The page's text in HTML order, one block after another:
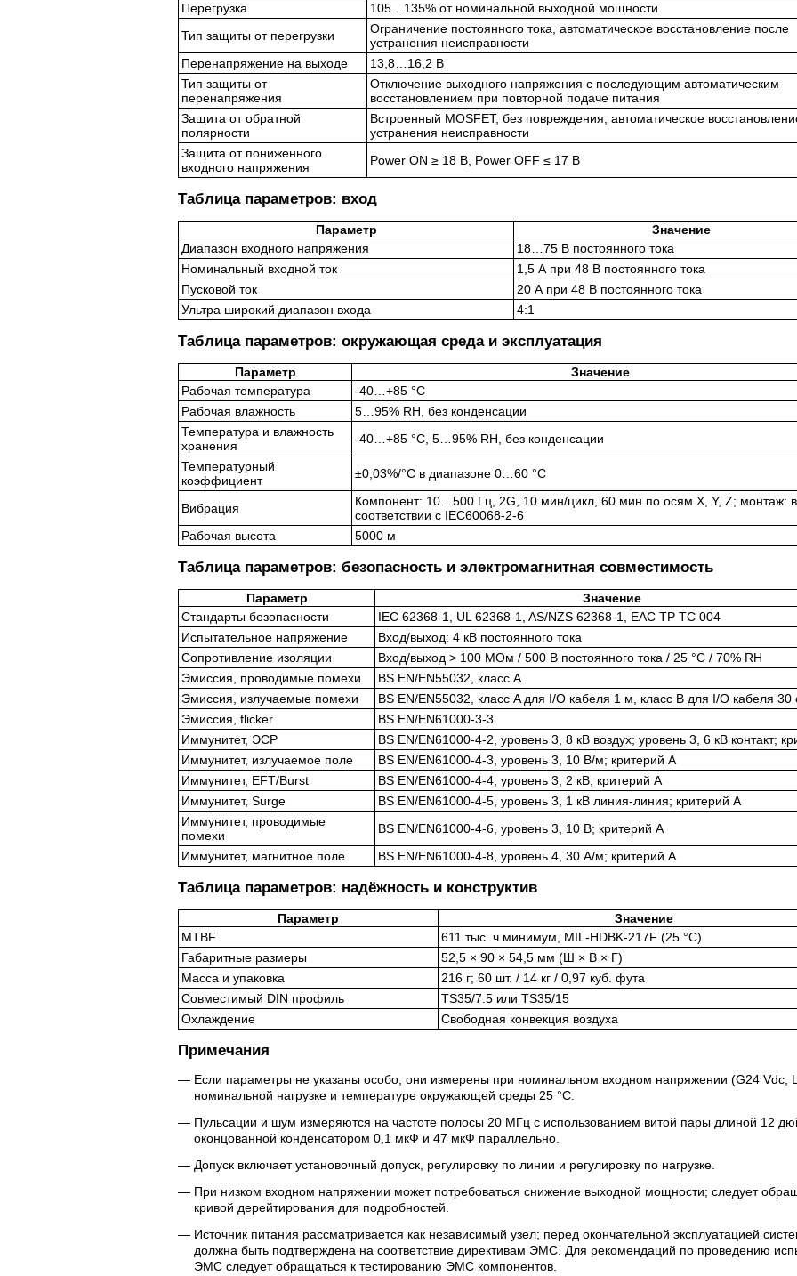
Перегрузка
105…135% от номинальной выходной мощности
Тип защиты от перегрузки
Ограничение постоянного тока, автоматическое восстановление после
устранения неисправности
Перенапряжение на выходе
13,8…16,2 В
Тип защиты от
перенапряжения
Отключение выходного напряжения с последующим автоматическим
восстановлением при повторной подаче питания
Защита от обратной
полярности
Встроенный MOSFET, без повреждения, автоматическое
устранения неисправности
Защита от пониженного
входного напряжения
Power ON ≥ 18 В, Power OFF ≤ 17 В
Таблица параметров: вход
Параметр
Значение
Диапазон входного напряжения
18…75 В постоянного тока
Номинальный входной ток
1,5 А при 48 В постоянного тока
Пусковой ток
20 А при 48 В постоянного тока
Ультра широкий диапазон входа
4:1
Таблица параметров: окружающая среда и эксплуатация
Параметр
Значение
Рабочая температура
-40…+85 °C
Рабочая влажность
5…95% RH, без конденсации
Температура и влажность
хранения
-40…+85 °C, 5…95% RH, без конденсации
Температурный
коэффициент
±0,03%/°C в диапазоне 0…60 °C
Вибрация
Компонент: 10…500 Гц, 2G, 10 мин/цикл, 60 мин по осям X, Y, Z; монтаж: в
соответствии с IEC60068-2-6
Рабочая высота
5000 м
Таблица параметров: безопасность и электромагнитная совместимость
Параметр
Значение
Стандарты безопасности
IEC 62368-1, UL 62368-1, AS/NZS 62368-1, EAC TP TC 004
Испытательное напряжение
Вход/выход: 4 кВ постоянного тока
Сопротивление изоляции
Вход/выход > 100 МОм / 500 В постоянного тока / 25 °C / 70% RH
Эмиссия, проводимые помехи
BS EN/EN55032, класс A
Эмиссия, излучаемые помехи
BS EN/EN55032, класс A для I/O кабеля 1 м, класс B для I/O кабеля 30
Эмиссия, flicker
BS EN/EN61000-3-3
Иммунитет, ЭСР
BS EN/EN61000-4-2, уровень 3, 8 кВ воздух; уровень 3, 6 кВ контакт;
Иммунитет, излучаемое поле
BS EN/EN61000-4-3, уровень 3, 10 В/м; критерий A
Иммунитет, EFT/Burst
BS EN/EN61000-4-4, уровень 3, 2 кВ; критерий A
Иммунитет, Surge
BS EN/EN61000-4-5, уровень 3, 1 кВ линия-линия; критерий A
Иммунитет, проводимые
помехи
BS EN/EN61000-4-6, уровень 3, 10 В; критерий A
Иммунитет, магнитное поле
BS EN/EN61000-4-8, уровень 4, 30 А/м; критерий A
Таблица параметров: надёжность и конструктив
Параметр
Значение
MTBF
611 тыс. ч минимум, MIL-HDBK-217F (25 °C)
Габаритные размеры
52,5 × 90 × 54,5 мм (Ш × В × Г)
Масса и упаковка
216 г; 60 шт. / 14 кг / 0,97 куб. фута
Совместимый DIN профиль
TS35/7.5 или TS35/15
Охлаждение
Свободная конвекция воздуха
Примечания
Если параметры не указаны особо, они измерены при номинальном входном напряжении (G24 Vdc,
номинальной нагрузке и температуре окружающей среды 25 °C.
Пульсации и шум измеряются на частоте полосы 20 МГц с использованием витой пары длиной 12
оконцованной конденсатором 0,1 мкФ и 47 мкФ параллельно.
Допуск включает установочный допуск, регулировку по линии и регулировку по нагрузке.
При низком входном напряжении может потребоваться снижение выходной мощности; следует
кривой дерейтирования для подробностей.
Источник питания рассматривается как независимый узел; перед окончательной эксплуатацией
должна быть подтверждена на соответствие директивам ЭМС. Для рекомендаций по проведению
ЭМС следует обращаться к тестированию ЭМС компонентов.